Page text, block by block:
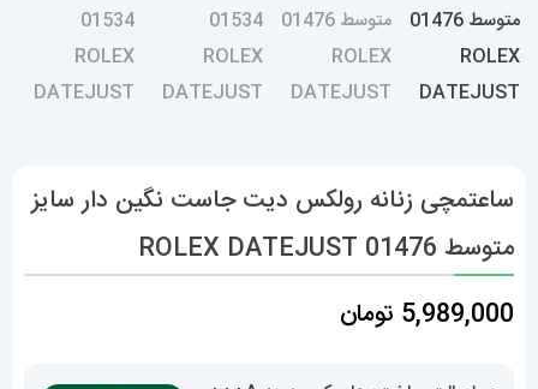
ساعتمچی زنانه رولکس دیت جاست نگین دار سایز
متوسط 01476 ROLEX DATEJUST
5,989,000 تومان